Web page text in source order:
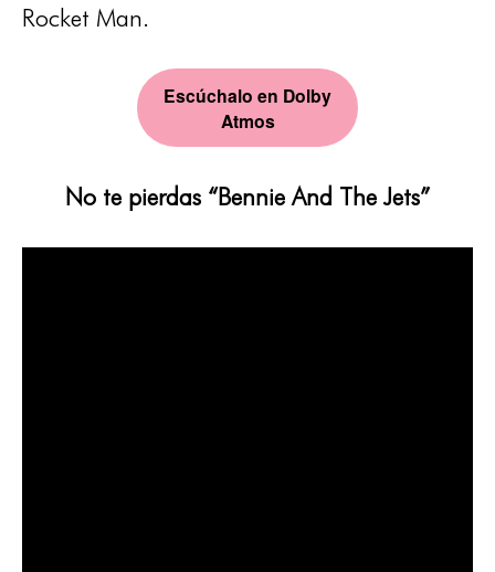
Rocket Man.
Escúchalo en Dolby
Atmos
No te pierdas “Bennie And The Jets”